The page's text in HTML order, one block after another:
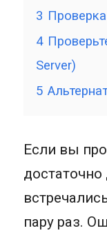
3
4
Server)
5
Если вы
пару раз.